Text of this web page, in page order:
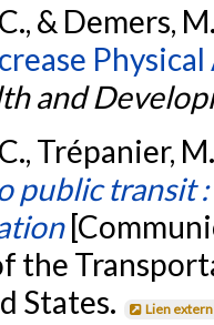
& Demers,
and
Trépanier,
public transit
the
States.
Lien